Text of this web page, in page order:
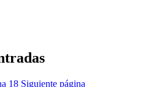
18 Siguiente página